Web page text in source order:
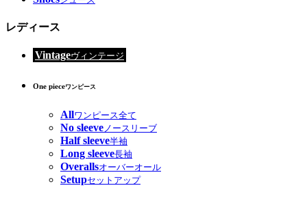
レディース
Vintageヴィンテージ
One pieceワンピース
Allワンピース全て
No sleeveノースリーブ
Half sleeve半袖
Long sleeve長袖
Overallsオーバーオール
Setupセットアップ